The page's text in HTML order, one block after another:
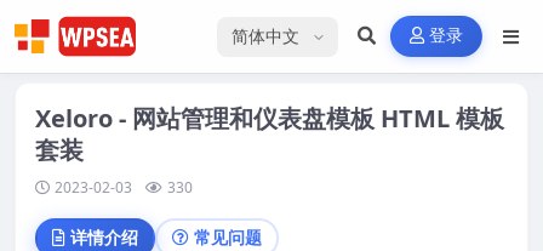
选择语言 登录
Xeloro - 网站管理和仪表盘模板 HTML 模板
套装
2023-02-03 330
详情介绍 常见问题